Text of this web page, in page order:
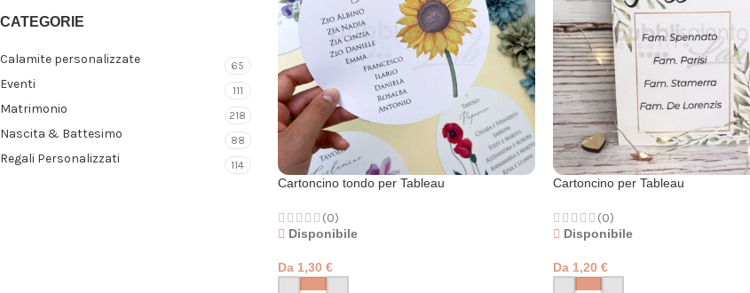
CATEGORIE
Calamite personalizzate 65
Eventi 111
Matrimonio 218
Nascita & Battesimo 88
Regali Personalizzati 114
Cartoncino tondo per Tableau
(0)
Disponibile
Da 1,30 €
Cartoncino per Tableau
(0)
Disponibile
Da 1,20 €